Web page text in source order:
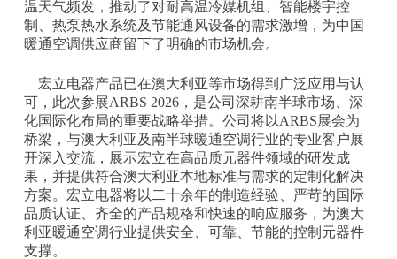
温天气频发，推动了对耐高温冷媒机组、智能楼宇控
制、热泵热水系统及节能通风设备的需求激增，为中国
暖通空调供应商留下了明确的市场机会。
宏立电器产品已在澳大利亚等市场得到广泛应用与认
可，此次参展ARBS 2026，是公司深耕南半球市场、深
化国际化布局的重要战略举措。公司将以ARBS展会为
桥梁，与澳大利亚及南半球暖通空调行业的专业客户展
开深入交流，展示宏立在高品质元器件领域的研发成
果，并提供符合澳大利亚本地标准与需求的定制化解决
方案。宏立电器将以二十余年的制造经验、严苛的国际
品质认证、齐全的产品规格和快速的响应服务，为澳大
利亚暖通空调行业提供安全、可靠、节能的控制元器件
支撑。